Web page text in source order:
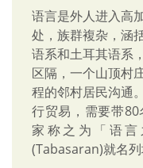
语言是外人进入高
处，族群複杂，涵
语系和土耳其语系
区隔，一个山顶村
程的邻村居民沟通
行贸易，需要带
家称之为「语
(Tabasaran)就名列